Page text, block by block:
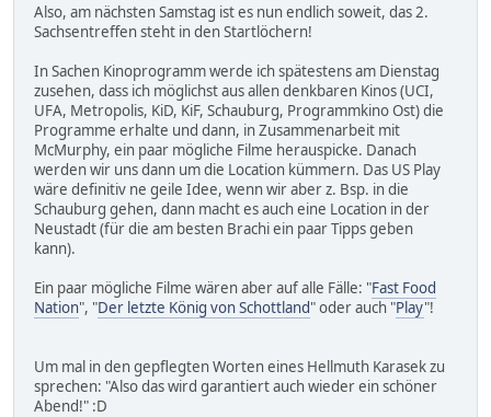
Also, am nächsten Samstag ist es nun endlich soweit, das 2.
Sachsentreffen steht in den Startlöchern!
In Sachen Kinoprogramm werde ich spätestens am Dienstag
zusehen, dass ich möglichst aus allen denkbaren Kinos (UCI,
UFA, Metropolis, KiD, KiF, Schauburg, Programmkino Ost) die
Programme erhalte und dann, in Zusammenarbeit mit
McMurphy, ein paar mögliche Filme herauspicke. Danach
werden wir uns dann um die Location kümmern. Das US Play
wäre definitiv ne geile Idee, wenn wir aber z. Bsp. in die
Schauburg gehen, dann macht es auch eine Location in der
Neustadt (für die am besten Brachi ein paar Tipps geben
kann).
Ein paar mögliche Filme wären aber auf alle Fälle: "Fast Food
Nation", "Der letzte König von Schottland" oder auch "Play"!
Um mal in den gepflegten Worten eines Hellmuth Karasek zu
sprechen: "Also das wird garantiert auch wieder ein schöner
Abend!" :D